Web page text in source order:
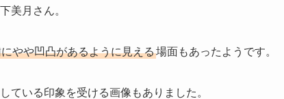
美月さん。
やや凹凸があるように見える場面もあったようです。
ている印象を受ける画像もありました。